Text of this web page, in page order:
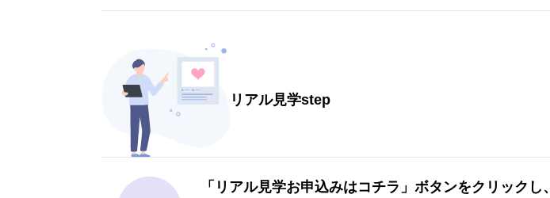
リアル見学step
「リアル見学お申込みはコチラ」ボタンをクリックし、